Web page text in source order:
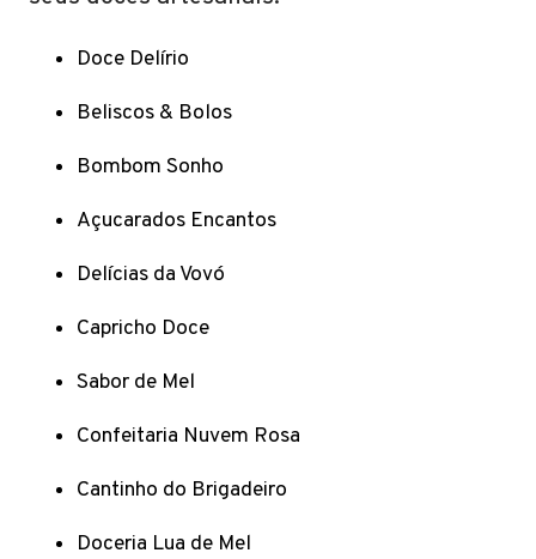
Doce Delírio
Beliscos & Bolos
Bombom Sonho
Açucarados Encantos
Delícias da Vovó
Capricho Doce
Sabor de Mel
Confeitaria Nuvem Rosa
Cantinho do Brigadeiro
Doceria Lua de Mel